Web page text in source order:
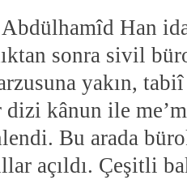
Han
sonra sivil
yakın,
dizi kânun ile
Bu arada
açıldı. Çeşitli